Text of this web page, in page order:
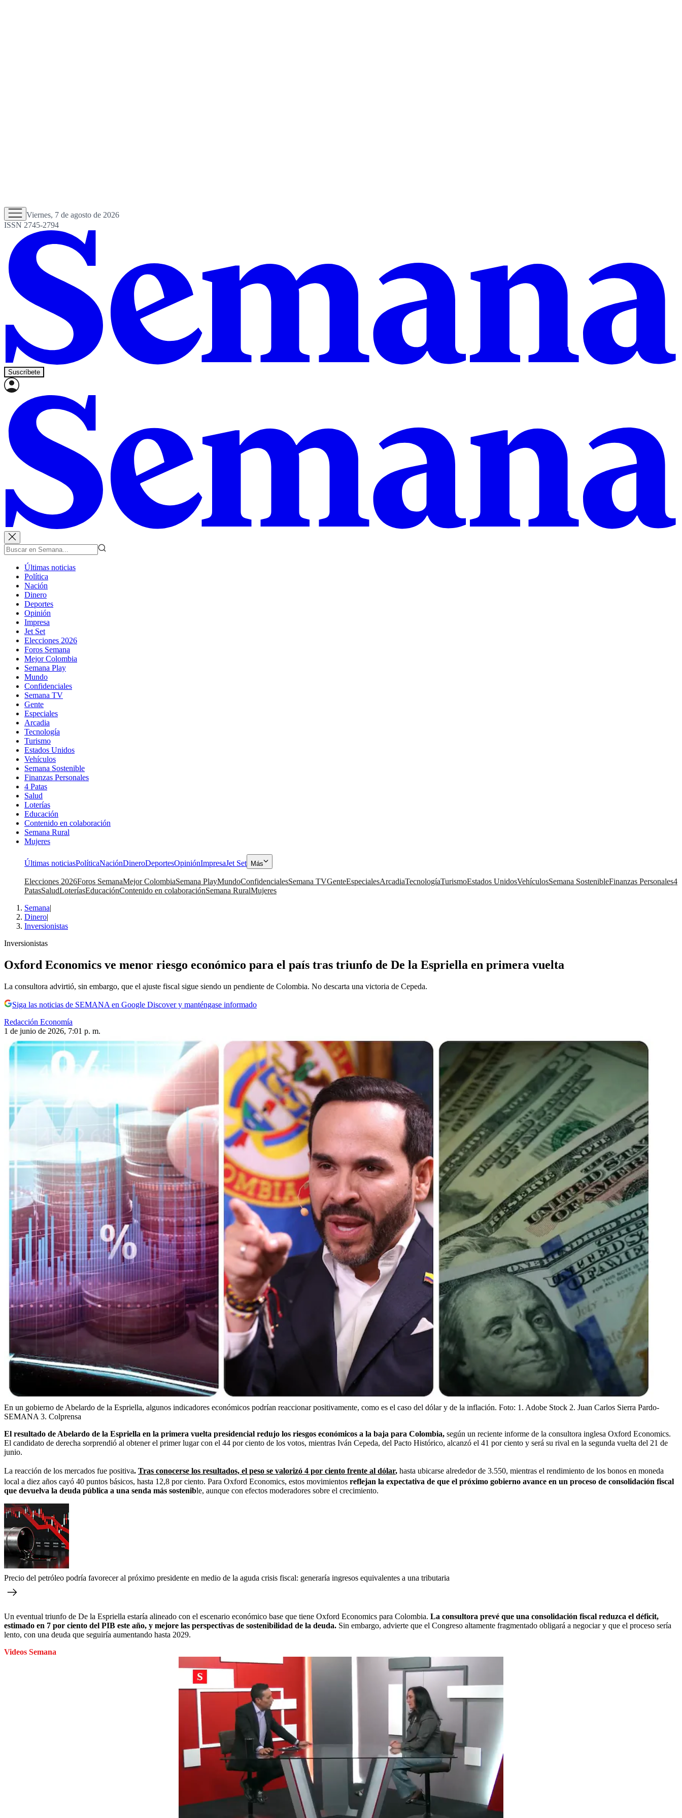
Viernes, 7 de agosto de 2026
ISSN 2745-2794
Suscríbete
Últimas noticias
Política
Nación
Dinero
Deportes
Opinión
Impresa
Jet Set
Elecciones 2026
Foros Semana
Mejor Colombia
Semana Play
Mundo
Confidenciales
Semana TV
Gente
Especiales
Arcadia
Tecnología
Turismo
Estados Unidos
Vehículos
Semana Sostenible
Finanzas Personales
4 Patas
Salud
Loterías
Educación
Contenido en colaboración
Semana Rural
Mujeres
Últimas noticiasPolíticaNaciónDineroDeportesOpiniónImpresaJet Set Más
Elecciones 2026Foros SemanaMejor ColombiaSemana PlayMundoConfidencialesSemana TVGenteEspecialesArcadiaTecnologíaTurismoEstados UnidosVehículosSemana SostenibleFinanzas Personales4
PatasSaludLoteríasEducaciónContenido en colaboraciónSemana RuralMujeres
Semana|
Dinero|
Inversionistas
Inversionistas
Oxford Economics ve menor riesgo económico para el país tras triunfo de De la Espriella en primera vuelta
La consultora advirtió, sin embargo, que el ajuste fiscal sigue siendo un pendiente de Colombia. No descarta una victoria de Cepeda.
Siga las noticias de SEMANA en Google Discover y manténgase informado
Redacción Economía
1 de junio de 2026, 7:01 p. m.
En un gobierno de Abelardo de la Espriella, algunos indicadores económicos podrían reaccionar positivamente, como es el caso del dólar y de la inflación. Foto: 1. Adobe Stock 2. Juan Carlos Sierra Pardo-
SEMANA 3. Colprensa
El resultado de Abelardo de la Espriella en la primera vuelta presidencial redujo los riesgos económicos a la baja para Colombia, según un reciente informe de la consultora inglesa Oxford Economics.
El candidato de derecha sorprendió al obtener el primer lugar con el 44 por ciento de los votos, mientras Iván Cepeda, del Pacto Histórico, alcanzó el 41 por ciento y será su rival en la segunda vuelta del 21 de
junio.
La reacción de los mercados fue positiva. Tras conocerse los resultados, el peso se valorizó 4 por ciento frente al dólar, hasta ubicarse alrededor de 3.550, mientras el rendimiento de los bonos en moneda
local a diez años cayó 40 puntos básicos, hasta 12,8 por ciento. Para Oxford Economics, estos movimientos reflejan la expectativa de que el próximo gobierno avance en un proceso de consolidación fiscal
que devuelva la deuda pública a una senda más sostenible, aunque con efectos moderadores sobre el crecimiento.
Precio del petróleo podría favorecer al próximo presidente en medio de la aguda crisis fiscal: generaría ingresos equivalentes a una tributaria
Un eventual triunfo de De la Espriella estaría alineado con el escenario económico base que tiene Oxford Economics para Colombia. La consultora prevé que una consolidación fiscal reduzca el déficit,
estimado en 7 por ciento del PIB este año, y mejore las perspectivas de sostenibilidad de la deuda. Sin embargo, advierte que el Congreso altamente fragmentado obligará a negociar y que el proceso sería
lento, con una deuda que seguiría aumentando hasta 2029.
Videos Semana